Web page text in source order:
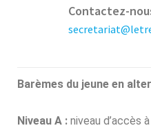
Contactez-
Barèmes du jeune en
Niveau A : niveau d’accès